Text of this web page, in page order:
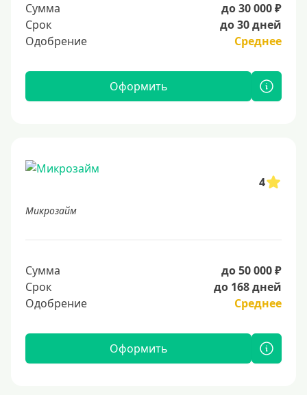
Сумма
до 30 000 ₽
Срок
до 30 дней
Одобрение
Среднее
Оформить
4
Микрозайм
Сумма
до 50 000 ₽
Срок
до 168 дней
Одобрение
Среднее
Оформить